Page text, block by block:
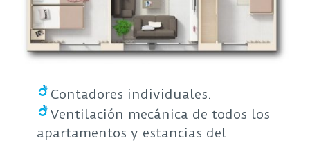
Contadores individuales.
Ventilación mecánica de todos los
apartamentos y estancias del